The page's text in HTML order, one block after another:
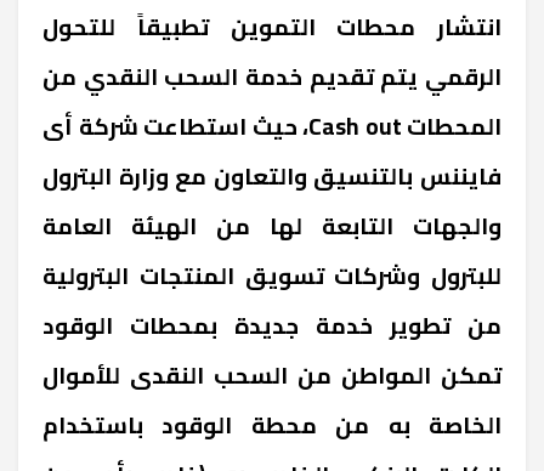
انتشار محطات التموين تطبيقاً للتحول
الرقمي يتم تقديم خدمة السحب النقدي من
المحطات Cash out، حيث استطاعت شركة أى
فايننس بالتنسيق والتعاون مع وزارة البترول
والجهات التابعة لها من الهيئة العامة
للبترول وشركات تسويق المنتجات البترولية
من تطوير خدمة جديدة بمحطات الوقود
تمكن المواطن من السحب النقدى للأموال
الخاصة به من محطة الوقود باستخدام